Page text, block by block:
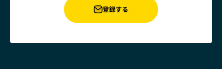
登録する